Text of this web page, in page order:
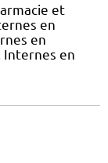
et
en
en
Internes en